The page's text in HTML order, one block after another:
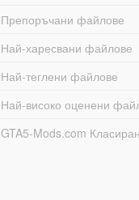
Препоръчани файлове
Най-харесвани файлове
Най-теглени файлове
Най-високо оценени
GTA5-Mods.com